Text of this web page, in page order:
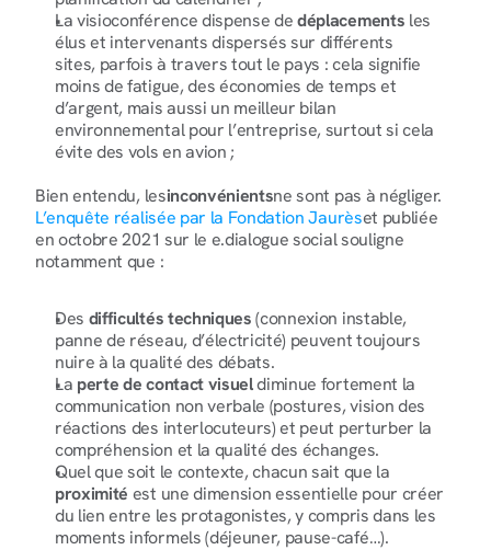
La visioconférence dispense de déplacements les
élus et intervenants dispersés sur différents
sites, parfois à travers tout le pays : cela signifie
moins de fatigue, des économies de temps et
d’argent, mais aussi un meilleur bilan
environnemental pour l’entreprise, surtout si cela
évite des vols en avion ;
Bien entendu, lesinconvénients
L’enquête réalisée par la Fondation Jaurèset publiée
en octobre 2021 sur le e.dialogue social souligne
notamment que :
Des difficultés techniques (connexion instable,
panne de réseau, d’électricité) peuvent toujours
nuire à la qualité des débats.
La perte de contact visuel diminue fortement la
communication non verbale (postures, vision des
réactions des interlocuteurs) et peut perturber la
compréhension et la qualité des échanges.
proximité est une dimension essentielle pour créer
du lien entre les protagonistes, y compris dans les
moments informels (déjeuner, pause-café…).